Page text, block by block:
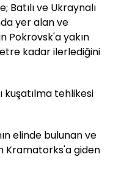
Batılı ve Ukraynalı
yer alan ve
Pokrovsk'a yakın
kadar ilerlediğini
kuşatılma tehlikesi
elinde bulunan ve
Kramatorks'a giden